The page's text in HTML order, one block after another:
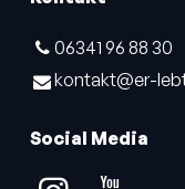
06341 96 88 30
kontakt@​er-
Social Media